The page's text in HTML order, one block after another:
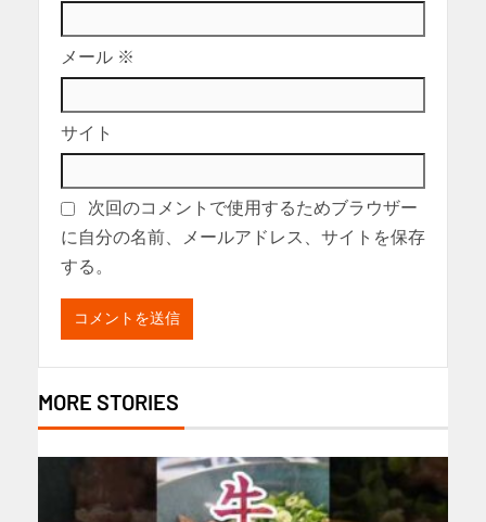
メール ※
サイト
次回のコメントで使用するためブラウザー
に自分の名前、メールアドレス、サイトを保存
する。
MORE STORIES